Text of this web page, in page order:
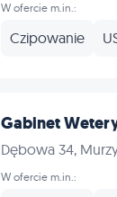
W ofercie m.in.:
Czipowanie
Gabinet
Dębowa 34,
W ofercie m.in.: